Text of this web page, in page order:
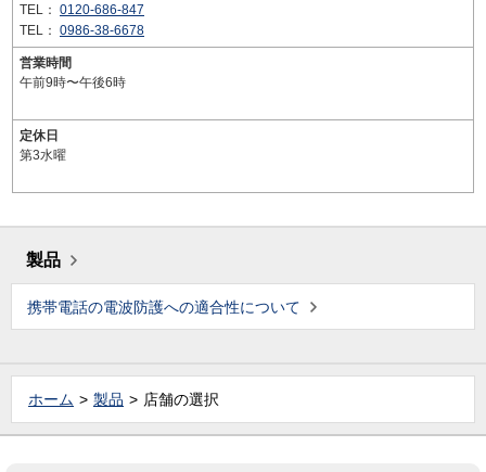
TEL： 0120-686-847
TEL： 0986-38-6678
営業時間
午前9時〜午後6時
定休日
第3水曜
製品
携帯電話の電波防護への適合性について
ホーム 製品 店舗の選択